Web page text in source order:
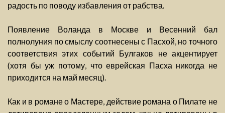
радость по поводу избавления от рабства.
Появление Воланда в Москве и Весенний бал
полнолуния по смыслу соотнесены с Пасхой, но точного
соответствия этих событий Булгаков не акцентирует
(хотя бы уж потому, что еврейская Пасха никогда не
приходится на май месяц).
Как и в романе о Мастере, действие романа о Пилате не